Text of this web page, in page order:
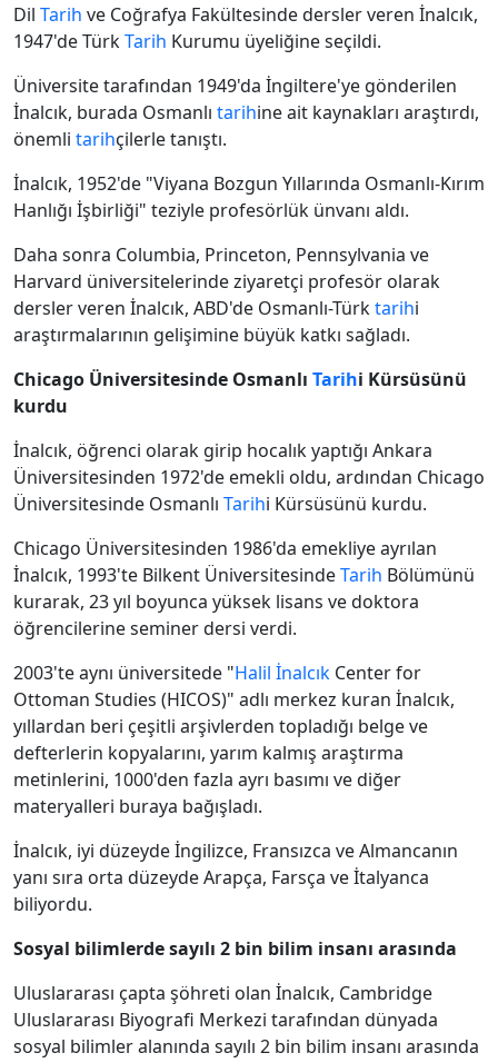
Dil Tarih ve Coğrafya Fakültesinde dersler veren İnalcık,
1947'de TürkTarih Kurumu üyeliğine seçildi.
Üniversite tarafından 1949'da İngiltere'ye gönderilen
İnalcık, burada Osmanlı tarihine ait kaynakları araştırdı,
önemli tarihçilerle tanıştı.
İnalcık, 1952'de "Viyana Bozgun Yıllarında Osmanlı-Kırım
Hanlığı İşbirliği" teziyle profesörlük ünvanı aldı.
Daha sonra Columbia, Princeton, Pennsylvania ve
Harvard üniversitelerinde ziyaretçi profesör olarak
dersler veren İnalcık, ABD'de Osmanlı-Türktarihi
araştırmalarının gelişimine büyük katkı sağladı.
Chicago Üniversitesinde Osmanlı Tarihi Kürsüsünü
kurdu
İnalcık, öğrenci olarak girip hocalık yaptığı Ankara
Üniversitesinden 1972'de emekli oldu, ardından Chicago
Üniversitesinde Osmanlı Tarihi Kürsüsünü kurdu.
Chicago Üniversitesinden 1986'da emekliye ayrılan
İnalcık, 1993'te Bilkent ÜniversitesindeTarih Bölümünü
kurarak, 23 yıl boyunca yüksek lisans ve doktora
öğrencilerine seminer dersi verdi.
2003'te aynı üniversitede "Halil İnalcık Center for
Ottoman Studies (HICOS)" adlı merkez kuran İnalcık,
yıllardan beri çeşitli arşivlerden topladığı belge ve
defterlerin kopyalarını, yarım kalmış araştırma
metinlerini, 1000'den fazla ayrı basımı ve diğer
materyalleri buraya bağışladı.
İnalcık, iyi düzeyde İngilizce, Fransızca ve Almancanın
yanı sıra orta düzeyde Arapça, Farsça ve İtalyanca
biliyordu.
Sosyal bilimlerde sayılı 2 bin bilim insanı arasında
Uluslararası çapta şöhreti olan İnalcık, Cambridge
Uluslararası Biyografi Merkezi tarafından dünyada
sosyal bilimler alanında sayılı 2 bin bilim insanı arasında